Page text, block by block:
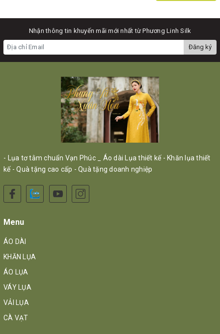
Nhận thông tin khuyến mãi mới nhất từ Phương Linh Silk
Đăng ký
- Lụa tơ tằm chuẩn Vạn Phúc _ Áo dài Lụa thiết kế - Khăn lụa thiết
kế - Quà tặng cao cấp - Quà tặng doanh nghiệp
Menu
ÁO DÀI
KHĂN LỤA
ÁO LỤA
VÁY LỤA
VẢI LỤA
CÀ VẠT